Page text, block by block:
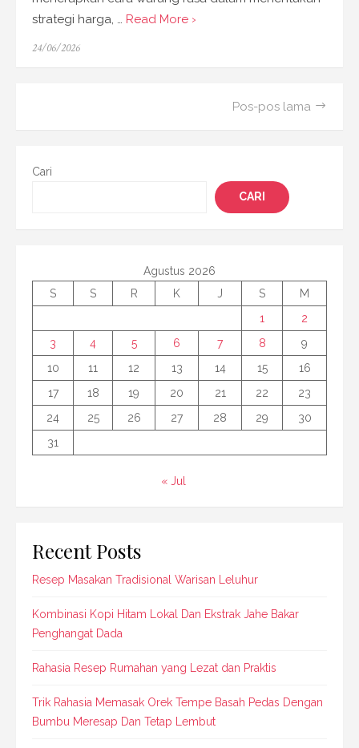
strategi harga, … Read More ›
Posted
24/06/2026
Pos-pos lama
Cari
CARI
Agustus 2026
S
S R K J S
M
1
2
3
4 5 6 7 8
9
10
11 12 13 14 15
16
17
18 19 20 21 22
23
24
25 26 27 28 29
30
31
« Jul
Recent Posts
Resep Masakan Tradisional Warisan Leluhur
Kombinasi Kopi Hitam Lokal Dan Ekstrak Jahe Bakar
Penghangat Dada
Rahasia Resep Rumahan yang Lezat dan Praktis
Trik Rahasia Memasak Orek Tempe Basah Pedas Dengan
Bumbu Meresap Dan Tetap Lembut